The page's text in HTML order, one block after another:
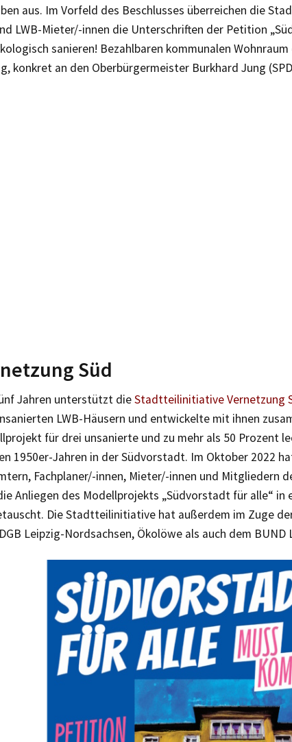
aus. Im Vorfeld des Beschlusses überreichen die
LWB-Mieter/-innen die Unterschriften der Petition
sanieren! Bezahlbaren kommunalen
konkret an den Oberbürgermeister Burkhard Jung
Süd
Jahren unterstützt dieStadtteilinitiative Vernetzung
LWB-Häusern und entwickelte mit ihnen
für drei unsanierte und zu mehr als 50 Prozent
1950er-Jahren in der Südvorstadt. Im Oktober 2022
Fachplaner/-innen, Mieter/-innen und Mitgliedern
Anliegen des Modellprojekts „Südvorstadt für alle“ in
Die Stadtteilinitiative hat außerdem im Zuge
Leipzig-Nordsachsen, Ökolöwe als auch dem BUND